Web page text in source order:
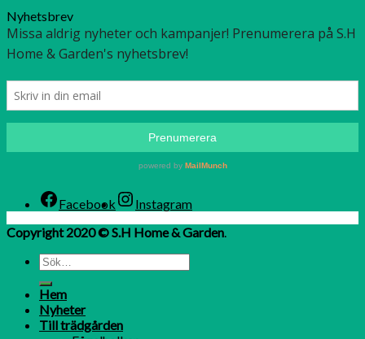
Nyhetsbrev
Facebook
Instagram
Copyright 2020 © S.H Home & Garden.
Hem
Nyheter
Till trädgården